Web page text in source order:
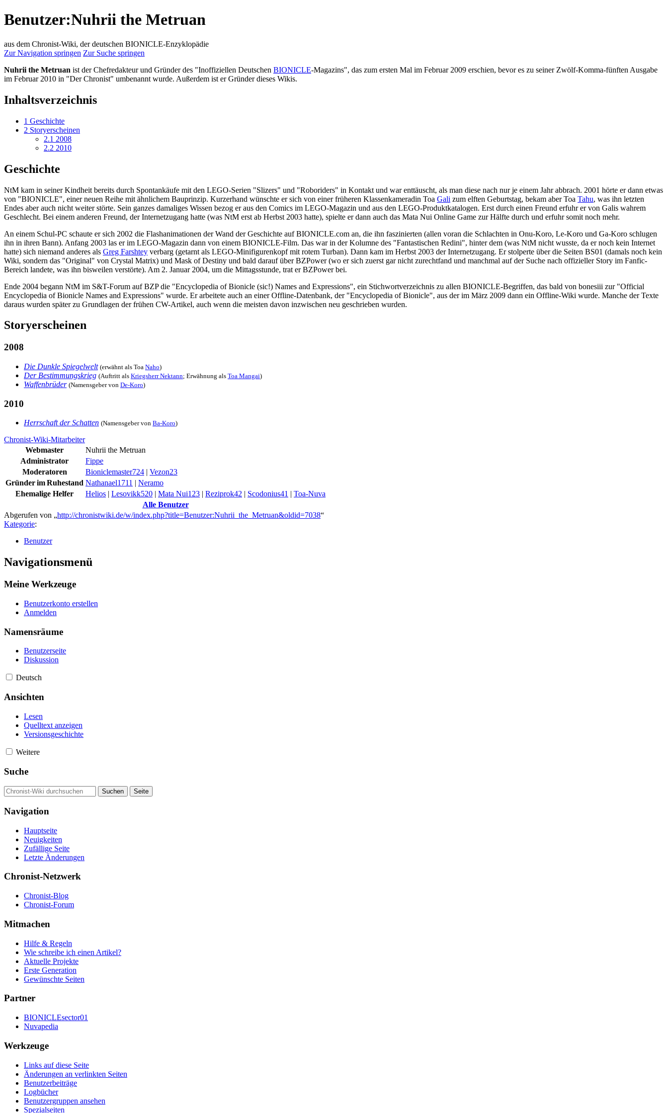
Benutzer:Nuhrii the Metruan
aus dem Chronist-Wiki, der deutschen BIONICLE-Enzyklopädie
Zur Navigation springen Zur Suche springen
Nuhrii the Metruan ist der Chefredakteur und Gründer des "Inoffiziellen Deutschen BIONICLE-Magazins", das zum ersten Mal im Februar 2009 erschien, bevor es zu seiner Zwölf-Komma-fünften Ausgabe
im Februar 2010 in "Der Chronist" umbenannt wurde. Außerdem ist er Gründer dieses Wikis.
Inhaltsverzeichnis
1 Geschichte
2 Storyerscheinen
2.1 2008
2.2 2010
Geschichte
NtM kam in seiner Kindheit bereits durch Spontankäufe mit den LEGO-Serien "Slizers" und "Roboriders" in Kontakt und war enttäuscht, als man diese nach nur je einem Jahr abbrach. 2001 hörte er dann etwas
von "BIONICLE", einer neuen Reihe mit ähnlichem Bauprinzip. Kurzerhand wünschte er sich von einer früheren Klassenkameradin Toa Gali zum elften Geburtstag, bekam aber Toa Tahu, was ihn letzten
Endes aber auch nicht weiter störte. Sein ganzes damaliges Wissen bezog er aus den Comics im LEGO-Magazin und aus den LEGO-Produktkatalogen. Erst durch einen Freund erfuhr er von Galis wahrem
Geschlecht. Bei einem anderen Freund, der Internetzugang hatte (was NtM erst ab Herbst 2003 hatte), spielte er dann auch das Mata Nui Online Game zur Hälfte durch und erfuhr somit noch mehr.
An einem Schul-PC schaute er sich 2002 die Flashanimationen der Wand der Geschichte auf BIONICLE.com an, die ihn faszinierten (allen voran die Schlachten in Onu-Koro, Le-Koro und Ga-Koro schlugen
ihn in ihren Bann). Anfang 2003 las er im LEGO-Magazin dann von einem BIONICLE-Film. Das war in der Kolumne des "Fantastischen Redini", hinter dem (was NtM nicht wusste, da er noch kein Internet
hatte) sich niemand anderes als Greg Farshtey verbarg (getarnt als LEGO-Minifigurenkopf mit rotem Turban). Dann kam im Herbst 2003 der Internetzugang. Er stolperte über die Seiten BS01 (damals noch kein
Wiki, sondern das "Original" von Crystal Matrix) und Mask of Destiny und bald darauf über BZPower (wo er sich zuerst gar nicht zurechtfand und manchmal auf der Suche nach offizieller Story im Fanfic-
Bereich landete, was ihn bisweilen verstörte). Am 2. Januar 2004, um die Mittagsstunde, trat er BZPower bei.
Ende 2004 begann NtM im S&T-Forum auf BZP die "Encyclopedia of Bionicle (sic!) Names and Expressions", ein Stichwortverzeichnis zu allen BIONICLE-Begriffen, das bald von bonesiii zur "Official
Encyclopedia of Bionicle Names and Expressions" wurde. Er arbeitete auch an einer Offline-Datenbank, der "Encyclopedia of Bionicle", aus der im März 2009 dann ein Offline-Wiki wurde. Manche der Texte
daraus wurden später zu Grundlagen der frühen CW-Artikel, auch wenn die meisten davon inzwischen neu geschrieben wurden.
Storyerscheinen
2008
Die Dunkle Spiegelwelt (erwähnt als Toa Naho)
Der Bestimmungskrieg (Auftritt als Kriegsherr Nektann; Erwähnung als Toa Mangai)
Waffenbrüder (Namensgeber von De-Koro)
2010
Herrschaft der Schatten (Namensgeber von Ba-Koro)
Chronist-Wiki-Mitarbeiter
Webmaster
Nuhrii the Metruan
Administrator
Fippe
Moderatoren
Bioniclemaster724
Vezon23
Gründer im Ruhestand Nathanael1711
Neramo
Ehemalige Helfer
Helios Lesovikk520 Mata Nui123 Reziprok42 Scodonius41
Toa-Nuva
Alle Benutzer
Abgerufen von „http://chronistwiki.de/w/index.php?title=Benutzer:Nuhrii_the_Metruan&oldid=7038“
Kategorie:
Benutzer
Navigationsmenü
Meine Werkzeuge
Benutzerkonto erstellen
Anmelden
Namensräume
Benutzerseite
Diskussion
Deutsch
Ansichten
Lesen
Quelltext anzeigen
Versionsgeschichte
Weitere
Suche
Navigation
Hauptseite
Neuigkeiten
Zufällige Seite
Letzte Änderungen
Chronist-Netzwerk
Chronist-Blog
Chronist-Forum
Mitmachen
Hilfe & Regeln
Wie schreibe ich einen Artikel?
Aktuelle Projekte
Erste Generation
Gewünschte Seiten
Partner
BIONICLEsector01
Nuvapedia
Werkzeuge
Links auf diese Seite
Änderungen an verlinkten Seiten
Benutzerbeiträge
Logbücher
Benutzergruppen ansehen
Spezialseiten